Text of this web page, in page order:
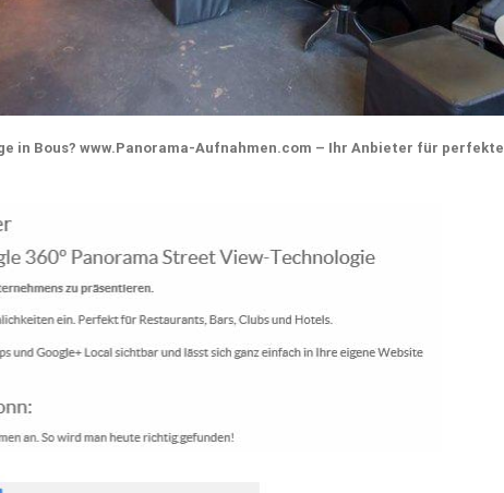
in Bous? www.Panorama-Aufnahmen.com – Ihr Anbieter für perfekte